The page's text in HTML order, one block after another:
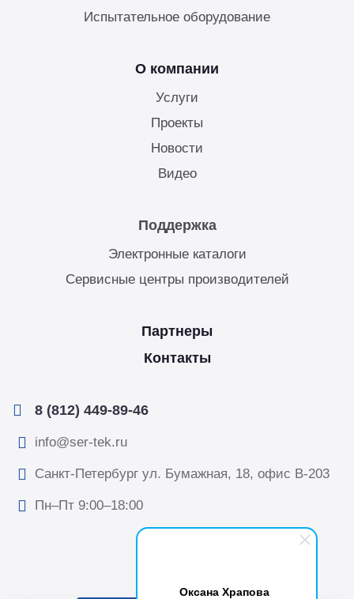
Оксана Храпова
Испытательное оборудование
О компании
Услуги
Проекты
Новости
Видео
Поддержка
Электронные каталоги
Сервисные центры производителей
Партнеры
Контакты
8 (812) 449-89-46
info@ser-tek.ru
Санкт-Петербург ул. Бумажная, 18, офис B-203
Пн–Пт 9:00–18:00